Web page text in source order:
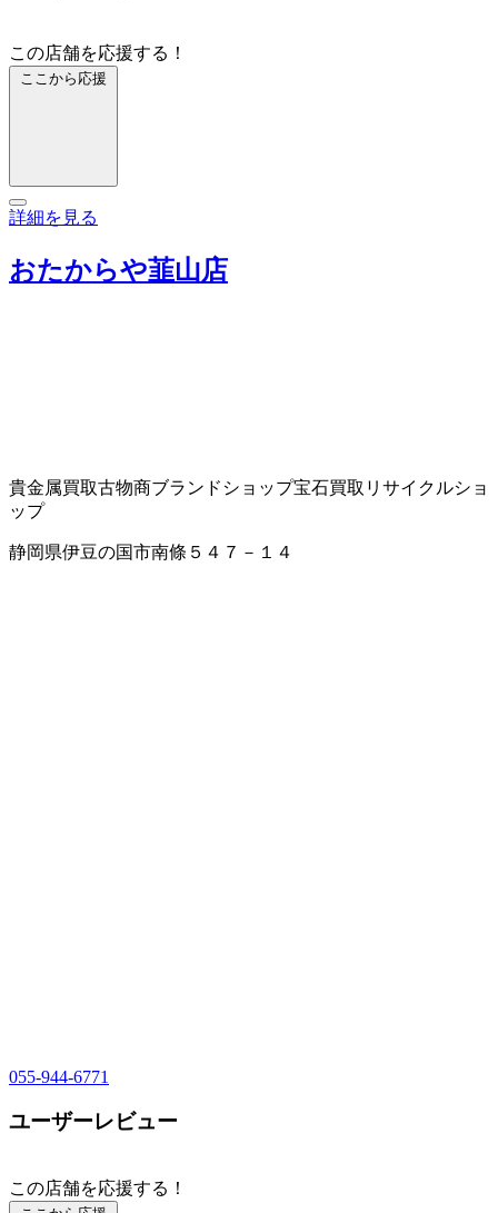
この店舗を応援する！
ここから応援
詳細を見る
おたからや韮山店
貴金属買取古物商ブランドショップ宝石買取 リサイクルショ
ップ
静岡県伊豆の国市南條５４７－１４
055-944-6771
ユーザーレビュー
この店舗を応援する！